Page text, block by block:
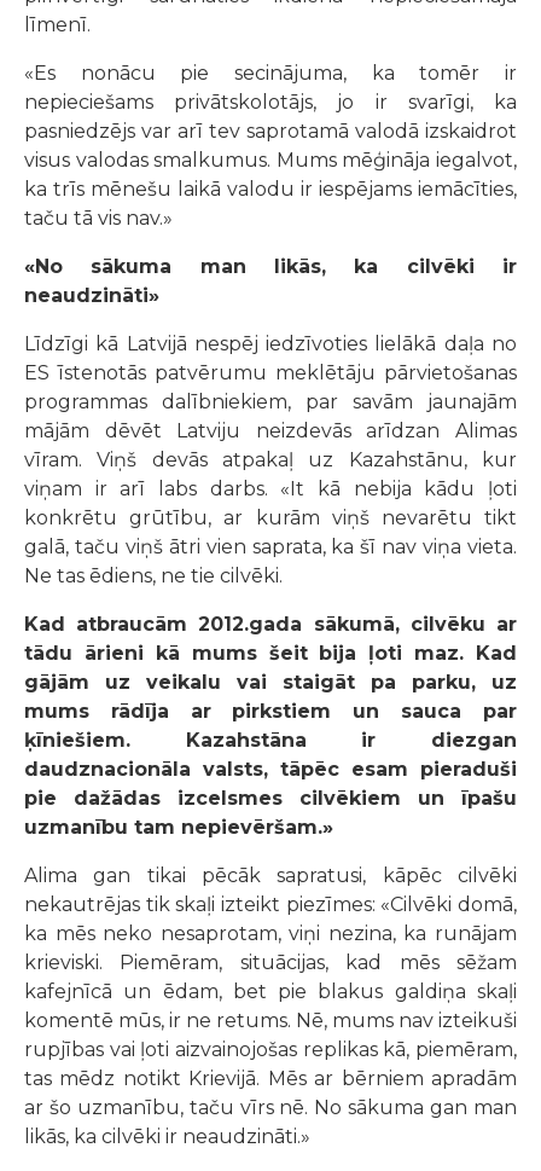
līmenī.
«Es nonācu pie secinājuma, ka tomēr ir
nepieciešams privātskolotājs, jo ir svarīgi, ka
pasniedzējs var arī tev saprotamā valodā izskaidrot
visus valodas smalkumus. Mums mēģināja iegalvot,
ka trīs mēnešu laikā valodu ir iespējams iemācīties,
taču tā vis nav.»
«No sākuma man likās, ka cilvēki ir
neaudzināti»
Līdzīgi kā Latvijā nespēj iedzīvoties lielākā daļa no
ES īstenotās patvērumu meklētāju pārvietošanas
programmas dalībniekiem, par savām jaunajām
mājām dēvēt Latviju neizdevās arīdzan Alimas
vīram. Viņš devās atpakaļ uz Kazahstānu, kur
viņam ir arī labs darbs. «It kā nebija kādu ļoti
konkrētu grūtību, ar kurām viņš nevarētu tikt
galā, taču viņš ātri vien saprata, ka šī nav viņa vieta.
Ne tas ēdiens, ne tie cilvēki.
Kad atbraucām 2012.gada sākumā, cilvēku ar
tādu ārieni kā mums šeit bija ļoti maz. Kad
gājām uz veikalu vai staigāt pa parku, uz
mums rādīja ar pirkstiem un sauca par
ķīniešiem. Kazahstāna ir diezgan
daudznacionāla valsts, tāpēc esam pieraduši
pie dažādas izcelsmes cilvēkiem un īpašu
uzmanību tam nepievēršam.»
Alima gan tikai pēcāk sapratusi, kāpēc cilvēki
nekautrējas tik skaļi izteikt piezīmes: «Cilvēki domā,
ka mēs neko nesaprotam, viņi nezina, ka runājam
krieviski. Piemēram, situācijas, kad mēs sēžam
kafejnīcā un ēdam, bet pie blakus galdiņa skaļi
komentē mūs, ir ne retums. Nē, mums nav izteikuši
rupjības vai ļoti aizvainojošas replikas kā, piemēram,
tas mēdz notikt Krievijā. Mēs ar bērniem apradām
ar šo uzmanību, taču vīrs nē. No sākuma gan man
likās, ka cilvēki ir neaudzināti.»